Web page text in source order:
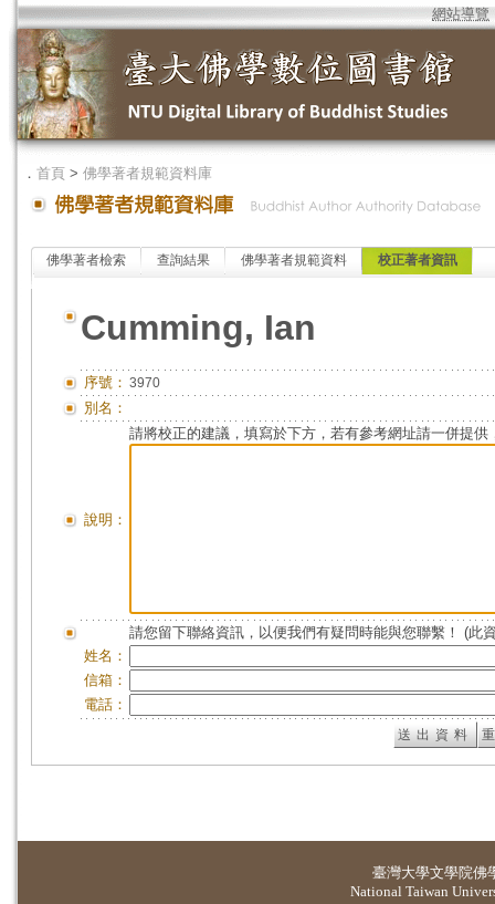
網站導覽
． 首頁 > 佛學著者規範資料庫
佛學著者檢索 查詢結果 佛學著者規範資料 校正著者資訊
Cumming, Ian
序號： 3970
別名：
說明：
請將校正的建議，填寫於下方，若有參考網址請一併提供
請您留下聯絡資訊，以便我們有疑問時能與您聯繫！ (此
姓名：
信箱：
電話：
臺灣大學文學院佛
National Taiwan